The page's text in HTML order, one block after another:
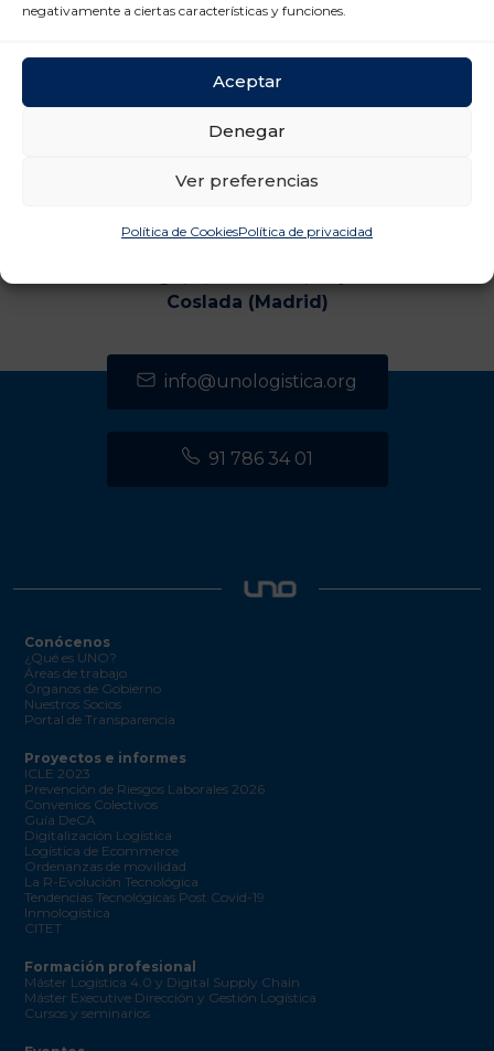
negativamente a ciertas características y funciones.
Aceptar
Denegar
Ver preferencias
Política de CookiesPolítica de privacidad
Coslada (Madrid)
info@unologistica.org
91 786 34 01
Conócenos
¿Qué es UNO?
Áreas de trabajo
Órganos de Gobierno
Nuestros Socios
Portal de Transparencia
Proyectos e informes
ICLE 2023
Prevención de Riesgos Laborales 2026
Convenios Colectivos
Guía DeCA
Digitalización Logística
Logística de Ecommerce
Ordenanzas de movilidad
La R-Evolución Tecnológica
Tendencias Tecnológicas Post Covid-19
Inmologística
CITET
Formación profesional
Máster Logística 4.0 y Digital Supply Chain
Máster Executive Dirección y Gestión Logística
Cursos y seminarios